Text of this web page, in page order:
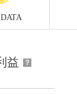
益 ？